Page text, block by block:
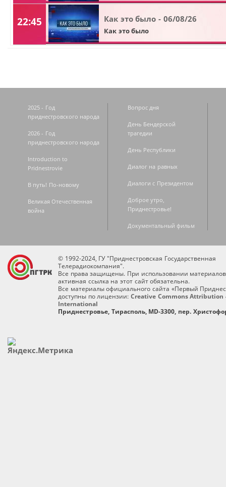
22:45 Как это было - 06/08/26
Как это было
2025 - Год
приднестровского народа
2026 - Год
приднестровского народа
Introduction to
Pridnestrovie
В путь! По-новому
Великая Отечественная
война
Вопрос дня
День Бендерской
трагедии
День Республики
Диалог на равных
Диалоги с Президентом
Доброе утро,
Приднестровье!
Документальный фильм
© 1992-2024, ГУ "Приднестровская Государственная
Телерадиокомпания".
Все права защищены. При использовании
активная ссылка на этот сайт обязательна.
Все материалы официального сайта «Первый
доступны по лицензии: Creative Commons Attribution
International
Приднестровье, Тирасполь, MD-3300, пер.